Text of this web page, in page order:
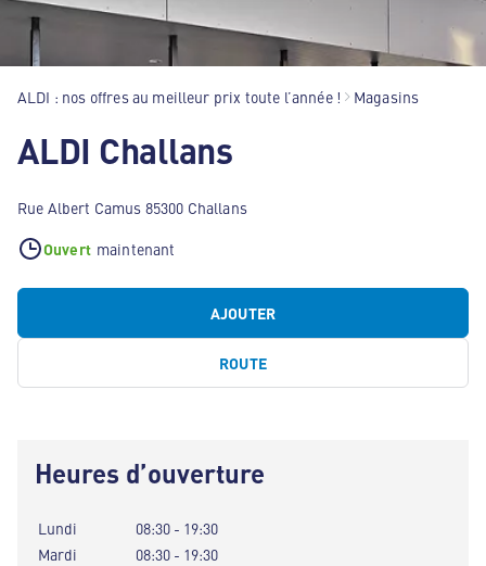
ALDI : nos offres au meilleur prix toute l’année ! Magasins
ALDI Challans
Rue Albert Camus 85300 Challans
Ouvert maintenant
AJOUTER
ROUTE
Heures d’ouverture
Lundi
08:30 - 19:30
Mardi
08:30 - 19:30